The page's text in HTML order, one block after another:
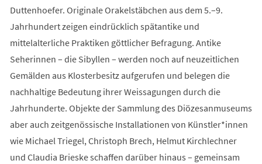
Duttenhoefer. Originale Orakelstäbchen aus dem 5.–9.
Jahrhundert zeigen eindrücklich spätantike und
mittelalterliche Praktiken göttlicher Befragung. Antike
Seherinnen – die Sibyllen – werden noch auf neuzeitlichen
Gemälden aus Klosterbesitz aufgerufen und belegen die
nachhaltige Bedeutung ihrer Weissagungen durch die
Jahrhunderte. Objekte der Sammlung des Diözesanmuseums
aber auch zeitgenössische Installationen von Künstler*innen
wie Michael Triegel, Christoph Brech, Helmut Kirchlechner
und Claudia Brieske schaffen darüber hinaus – gemeinsam